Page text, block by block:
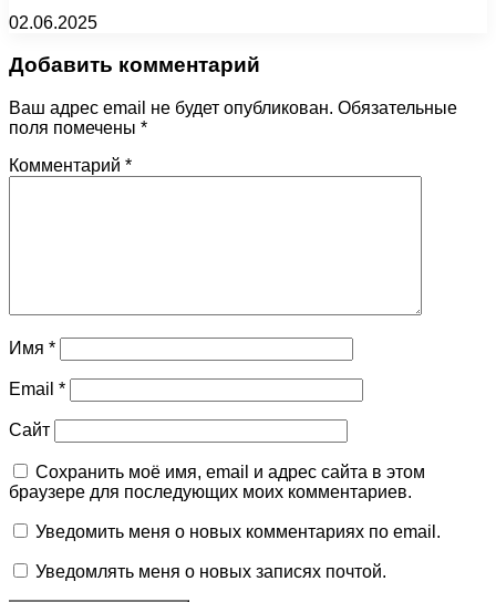
02.06.2025
Добавить комментарий
Ваш адрес email не будет опубликован. Обязательные
поля помечены *
Комментарий *
Имя *
Email *
Сайт
Сохранить моё имя, email и адрес сайта в этом
браузере для последующих моих комментариев.
Уведомить меня о новых комментариях по email.
Уведомлять меня о новых записях почтой.